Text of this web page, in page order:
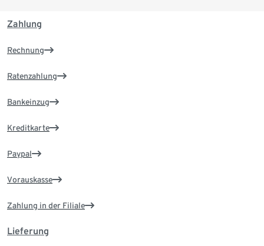
Zahlung
Rechnung
Ratenzahlung
Bankeinzug
Kreditkarte
Paypal
Vorauskasse
Zahlung in der Filiale
Lieferung